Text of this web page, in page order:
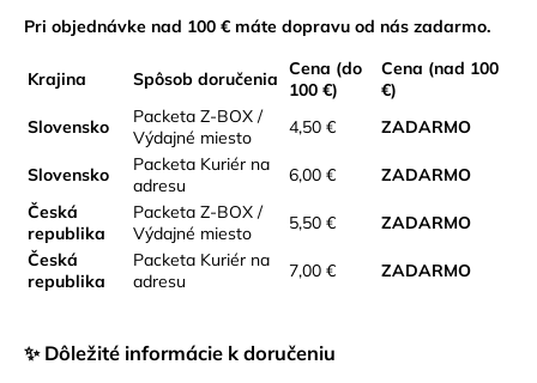
Pri objednávke nad 100 € máte dopravu od nás zadarmo.
Krajina Spôsob doručenia Cena (do
100 €)
Cena (nad 100
€)
Slovensko
Packeta Z-BOX /
Výdajné miesto
4,50 € ZADARMO
Slovensko
Packeta Kuriér na
adresu
6,00 €
ZADARMO
Česká
republika
Packeta Z-BOX /
Výdajné miesto
5,50 €
ZADARMO
Česká
republika
Packeta Kuriér na
adresu
7,00 € ZADARMO
✨ Dôležité informácie k doručeniu